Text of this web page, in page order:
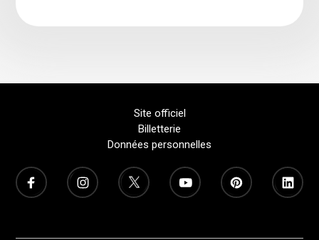
Site officiel
Billetterie
Données personnelles